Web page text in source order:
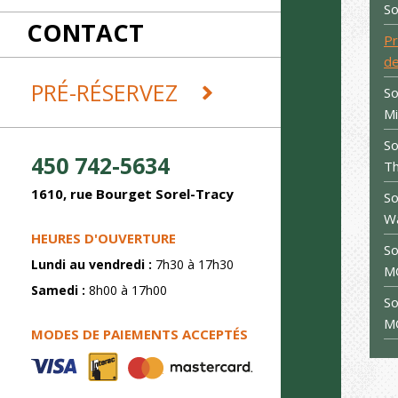
CONTACT
PRÉ-RÉSERVEZ
450 742-5634
1610, rue Bourget Sorel-Tracy
HEURES D'OUVERTURE
Lundi au vendredi : 7h30 à 17h30
Samedi : 8h00 à 17h00
MODES DE PAIEMENTS ACCEPTÉS
REMORQUES ET DÉMÉNAGEMENT
SABLAGE